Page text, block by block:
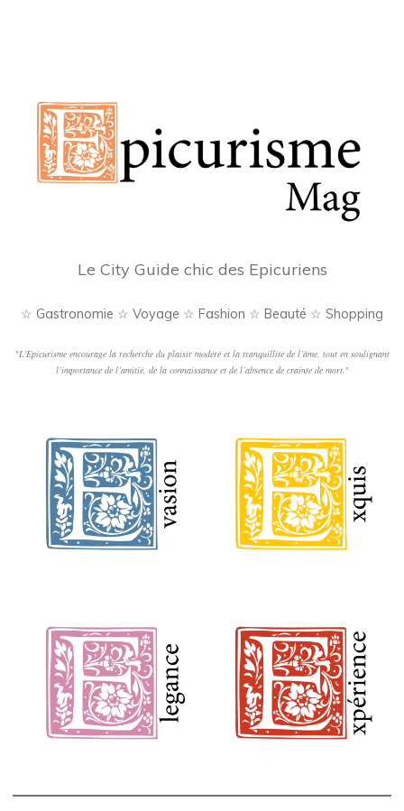
Le City Guide chic des Epicuriens
☆ Gastronomie ☆ Voyage ☆ Fashion ☆ Beauté ☆ Shopping
"L'Epicurisme encourage la recherche du plaisir modéré et la tranquillité de l’âme, tout en soulignant
l’importance de l’amitié, de la connaissance et de l’absence de crainte de mort."